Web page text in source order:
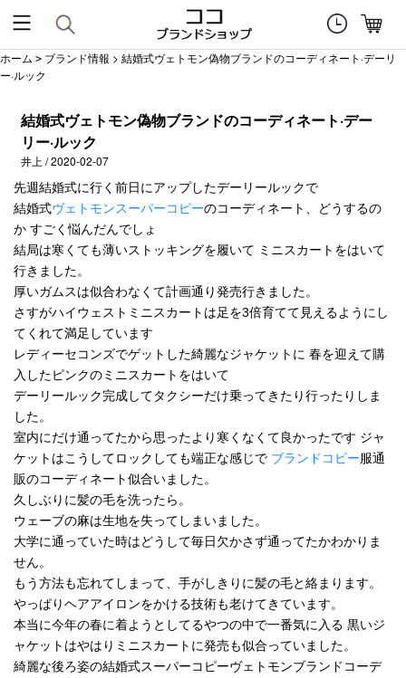
ホーム > ブランド情報 > 結婚式ヴェトモン偽物ブランドのコーディネート·デーリ
ー·ルック
結婚式ヴェトモン偽物ブランドのコーディネート·デー
リー·ルック
井上 / 2020-02-07
先週結婚式に行く前日にアップしたデーリールックで
結婚式ヴェトモンスーパーコピーのコーディネート、どうするの
か すごく悩んだんでしょ
結局は寒くても薄いストッキングを履いて ミニスカートをはいて
行きました。
厚いガムスは似合わなくて計画通り発売行きました。
さすがハイウェストミニスカートは足を3倍育てて見えるようにし
てくれて満足しています
レディーセコンズでゲットした綺麗なジャケットに 春を迎えて購
入したピンクのミニスカートをはいて
デーリールック完成してタクシーだけ乗ってきたり行ったりしま
した。
室内にだけ通ってたから思ったより寒くなくて良かったです ジャ
ケットはこうしてロックしても端正な感じで ブランドコピー服通
販のコーディネート似合いました。
久しぶりに髪の毛を洗ったら。
ウェーブの麻は生地を失ってしまいました。
大学に通っていた時はどうして毎日欠かさず通ってたかわかりま
せん。
もう方法も忘れてしまって、手がしきりに髪の毛と絡まります。
やっぱりヘアアイロンをかける技術も老けてきています。
本当に今年の春に着ようとしてるやつの中で一番気に入る 黒いジ
ャケットはやはりミニスカートに発売も似合っていました。
綺麗な後ろ姿の結婚式スーパーコピーヴェトモンブランドコーデ